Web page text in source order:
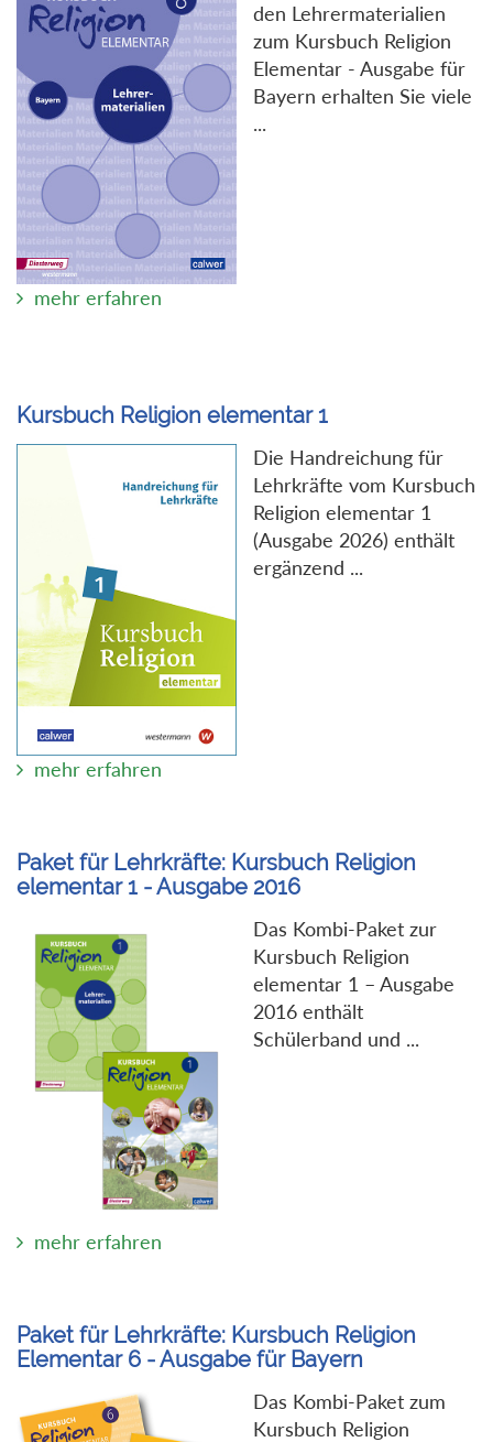
den Lehrermaterialien
zum Kursbuch Religion
Elementar - Ausgabe für
Bayern erhalten Sie viele
...
mehr erfahren
Kursbuch Religion elementar 1
Die Handreichung für
Lehrkräfte vom Kursbuch
Religion elementar 1
(Ausgabe 2026) enthält
ergänzend ...
mehr erfahren
Paket für Lehrkräfte: Kursbuch Religion
elementar 1 - Ausgabe 2016
Das Kombi-Paket zur
Kursbuch Religion
elementar 1 – Ausgabe
2016 enthält
Schülerband und ...
mehr erfahren
Paket für Lehrkräfte: Kursbuch Religion
Elementar 6 - Ausgabe für Bayern
Das Kombi-Paket zum
Kursbuch Religion